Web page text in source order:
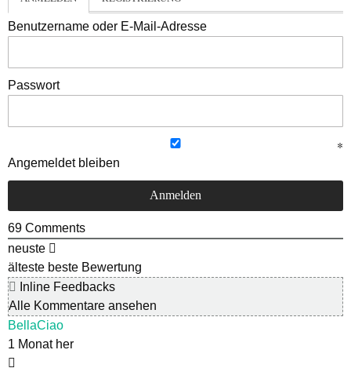
Benutzername oder E-Mail-Adresse
Passwort
Angemeldet bleiben
69 Comments
neuste
älteste beste Bewertung
Inline Feedbacks
Alle Kommentare ansehen
BellaCiao
1 Monat her